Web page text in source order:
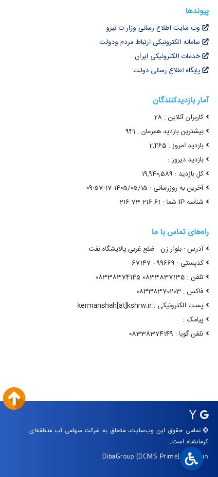
پیوندها
وب سایت اطلاع رسانی وزار ت نیرو
سامانه الکترونیکی ارتباط مردم ودولت
خدمات الکترونیکی ایران
پایگاه اطلاع رسانی دولت
آمار بازدیدکنندگان
کاربران آنلاین : 28
بیشترین بازدید همزمان : 941
بازدید امروز : 2,465
بازدید دیروز :
کل بازدید : 19,940,589
آخرین به روزرسانی : 1405/05/15 09:57:17
شناسه IP شما : 216.73.216.61
راه‌های تماس با ما
آدرس : بلوار زن - ضلع غربی پالایشگاه نفت
کدپستی : 99669 - 67147
تلفن : 0833837135 08338374145
فاکس : 08338370203
پست الکترونیکی : kermanshah[at]kshrw.ir
پیامک :
تلفن گویا : 08338374149
© تمامی حقوق این وب‌سایت، متعلق به شرکت سهامی آب منطقه‌ای
کرمانشاه است.
DibaGroup (DCMS Prime)|Arvan